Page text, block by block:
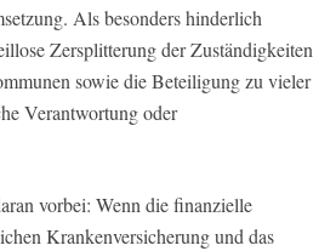
Als besonders hinderlich
Zersplitterung der Zuständigkeiten
sowie die Beteiligung zu vieler
Verantwortung oder
vorbei: Wenn die finanzielle
Krankenversicherung und das